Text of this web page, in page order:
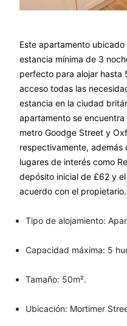
Este apartamento
estancia mínima de 3
perfecto para alojar hasta
acceso todas las
estancia en la ciudad
apartamento se
metro Goodge Street y
respectivamente,
lugares de interés como
depósito inicial de £62 y
acuerdo con el propietario.
Tipo de alojamiento:
Capacidad máxima: 5
Tamaño: 50m².
Ubicación: Mortimer